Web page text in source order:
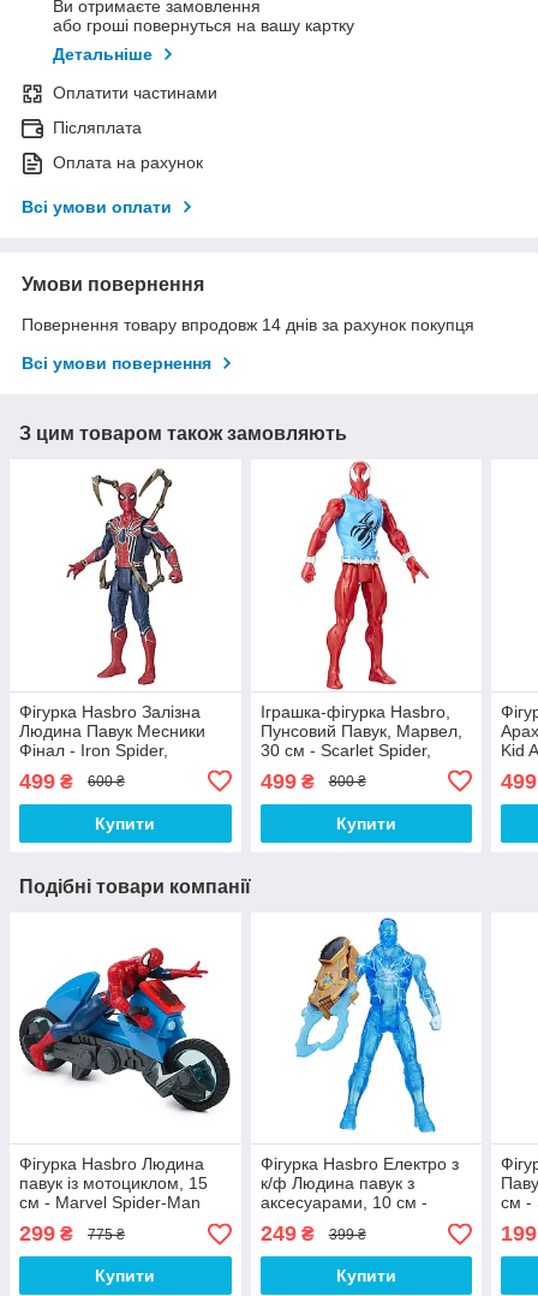
Ви отримаєте замовлення
або гроші повернуться на вашу картку
Детальніше
Оплатити частинами
Післяплата
Оплата на рахунок
Всі умови оплати
Умови повернення
Повернення товару впродовж 14 днів за рахунок покупця
Всі умови повернення
З цим товаром також замовляють
Фігурка Hasbro Залізна
Людина Павук Месники
Фінал - Iron Spider,
499 ₴ 600 ₴
Купити
Іграшка-фігурка Hasbro,
Пунсовий Павук, Марвел,
30 см - Scarlet Spider,
Marvel, Titan Hero Series
499₴ 800 ₴
Купити
Kid
499
Подібні товари компанії
Фігурка Hasbro Людина
павук із мотоциклом, 15
см - Marvel Spider-Man
Web Cycle
299 ₴ 775 ₴
Купити
Фігурка Hasbro Електро з
к/ф Людина павук з
аксесуарами, 10 см -
Electro, Spider Strike
249₴ 399 ₴
Купити
см -
199